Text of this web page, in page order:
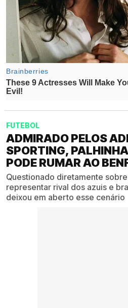
FUTEBOL
ADMIRADO PELOS
SPORTING,
PODE RUMAR AO
Questionado diretamente
representar rival dos azuis e
deixou em aberto esse cenário